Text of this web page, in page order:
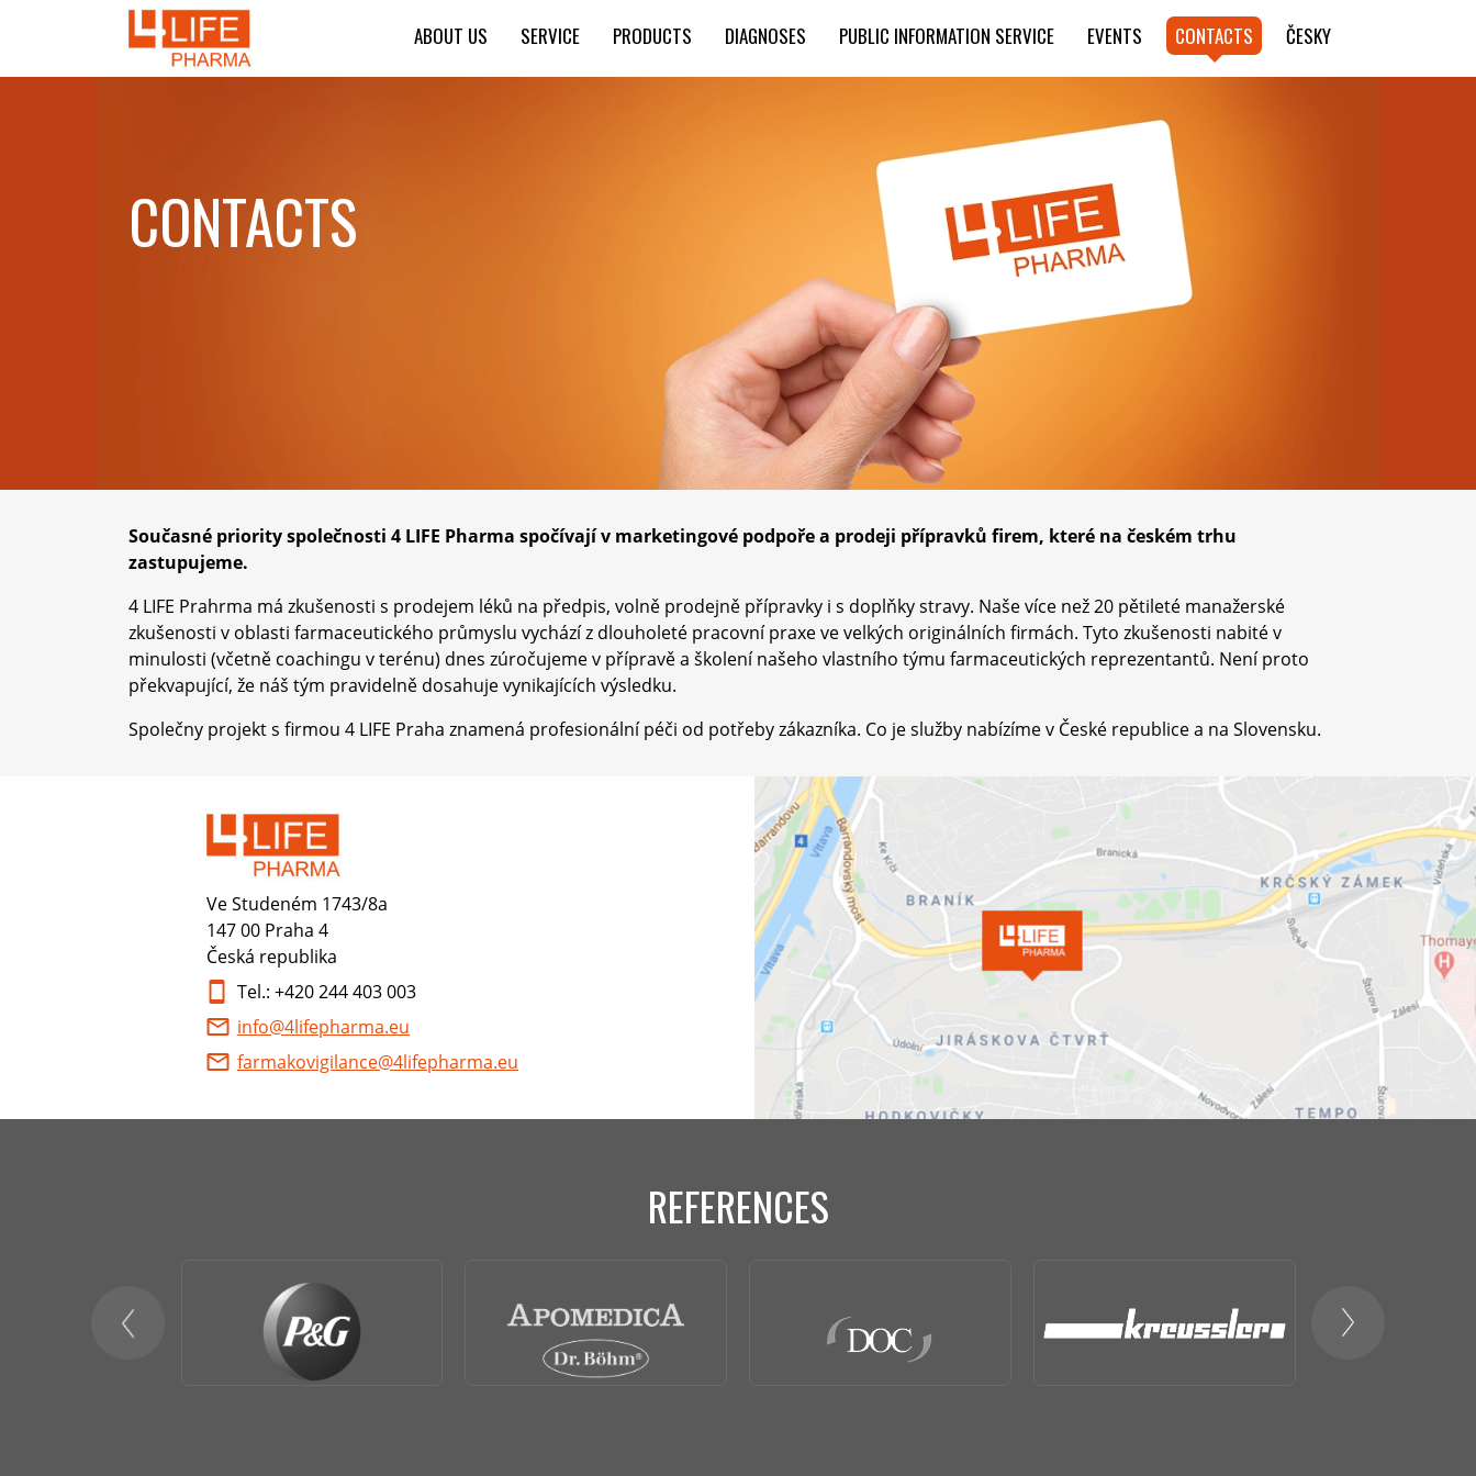
ABOUT US SERVICE PRODUCTS DIAGNOSES PUBLIC INFORMATION SERVICE EVENTS CONTACTS ČESKY
CONTACTS
Současné priority společnosti 4 LIFE Pharma spočívají v marketingové podpoře a prodeji přípravků firem, které na českém trhu
zastupujeme.
4 LIFE Prahrma má zkušenosti s prodejem léků na předpis, volně prodejně přípravky i s doplňky stravy. Naše více než 20 pětileté manažerské
zkušenosti v oblasti farmaceutického průmyslu vychází z dlouholeté pracovní praxe ve velkých originálních firmách. Tyto zkušenosti nabité v
minulosti (včetně coachingu v terénu) dnes zúročujeme v přípravě a školení našeho vlastního týmu farmaceutických reprezentantů. Není proto
překvapující, že náš tým pravidelně dosahuje vynikajících výsledku.
Společny projekt s firmou 4 LIFE Praha znamená profesionální péči od potřeby zákazníka. Co je služby nabízíme v České republice a na Slovensku.
Ve Studeném 1743/8a
147 00 Praha 4
Česká republika
Tel.: +420 244 403 003
info@4lifepharma.eu
farmakovigilance@4lifepharma.eu
REFERENCES